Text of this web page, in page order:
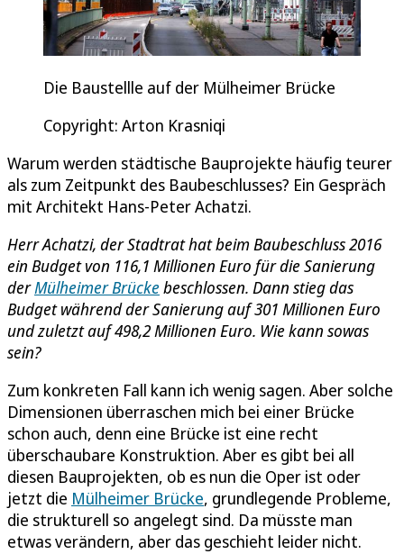
Die Baustellle auf der Mülheimer Brücke
Copyright: Arton Krasniqi
Warum werden städtische Bauprojekte häufig teurer
als zum Zeitpunkt des Baubeschlusses? Ein Gespräch
mit Architekt Hans-Peter Achatzi.
Herr Achatzi, der Stadtrat hat beim Baubeschluss 2016
ein Budget von 116,1 Millionen Euro für die Sanierung
derMülheimer Brückebeschlossen. Dann stieg das
Budget während der Sanierung auf 301 Millionen Euro
und zuletzt auf 498,2 Millionen Euro. Wie kann sowas
sein?
Zum konkreten Fall kann ich wenig sagen. Aber solche
Dimensionen überraschen mich bei einer Brücke
schon auch, denn eine Brücke ist eine recht
überschaubare Konstruktion. Aber es gibt bei all
diesen Bauprojekten, ob es nun die Oper ist oder
jetzt die Mülheimer Brücke, grundlegende Probleme,
die strukturell so angelegt sind. Da müsste man
etwas verändern, aber das geschieht leider nicht.